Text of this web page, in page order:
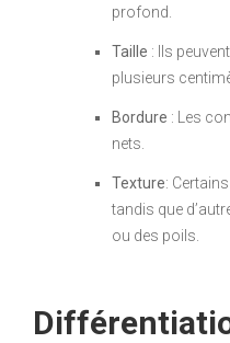
profond.
Taille : Ils
plusieurs
Bordure : Les
nets.
Texture:
tandis que
ou des poils.